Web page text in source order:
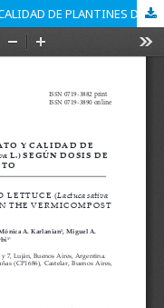
CARACTERÍSTICAS DEL SUSTRATO Y CALIDAD DE PLANTINES DE LECHUGA (Lactuca sativa L.) SEGÚN DOSIS DE LOMBRICOMPUESTO